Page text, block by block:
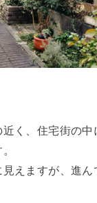
く、住宅街の中
えますが、進ん